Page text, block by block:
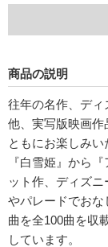
商品の説明
往年の名作、デ
他、実写版映画作
ともにお楽しみ
『白雪姫』から
ット作、ディズ
やパレードでおな
曲を全100曲を収
しています。